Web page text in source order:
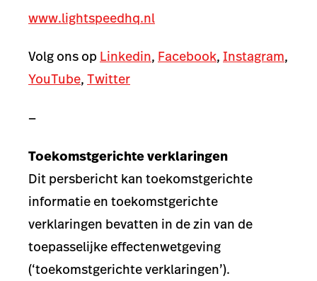
www.lightspeedhq.nl
Volg ons op Linkedin, Facebook, Instagram,
YouTube, Twitter
—
Toekomstgerichte verklaringen
Dit persbericht kan toekomstgerichte
informatie en toekomstgerichte
verklaringen bevatten in de zin van de
toepasselijke effectenwetgeving
(‘toekomstgerichte verklaringen’).